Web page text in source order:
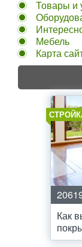
Товары и
Мебель
Карта
Как